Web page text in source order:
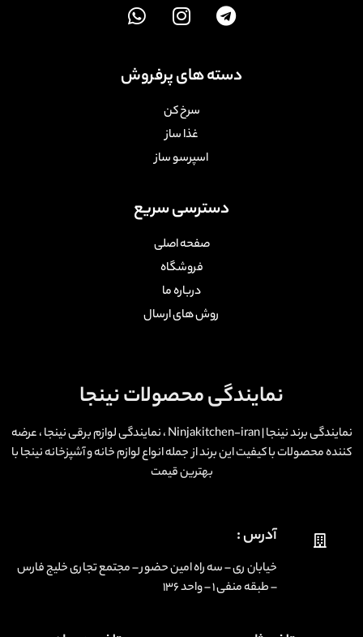
دسترسی سریع
صفحه اصلی
فروشگاه
درباره ما
روش های ارسال
دسته های پرفروش
سرخ کن
غذا ساز
اسپرسو ساز
نمایندگی محصولات نینجا
نمایندگی برند نینجا | Ninjakitchen-iran ، نمایندگی لوازم برقی نینجا ، عرضه
کننده محصولات با کیفیت این برند از جمله انواع لوازم خانه و آشپزخانه نینجا با
بهترین قیمت
آدرس :
خیابان ری – سه راه امین حضور – مجتمع تجاری خلیج فارس
– طبقه منفی ۱ – واحد ۱۳۶